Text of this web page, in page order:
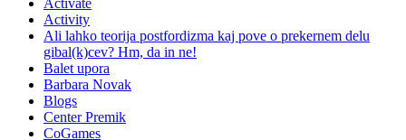
Activity
Ali lahko teorija postfordizma kaj pove o prekernem delu
gibal(k)cev? Hm, da in ne!
Balet upora
Barbara Novak
Blogs
Center Premik
CoGames